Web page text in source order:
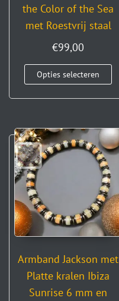
the Color of the Sea
met Roestvrij staal
€99,00
Opties selecteren
Armband Jackson met
Platte kralen Ibiza
Sunrise 6 mm en